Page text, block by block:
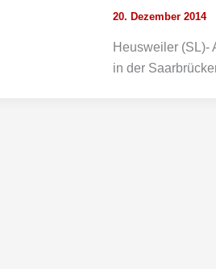
20. Dezember 2014
Heusweiler (SL)-
in der